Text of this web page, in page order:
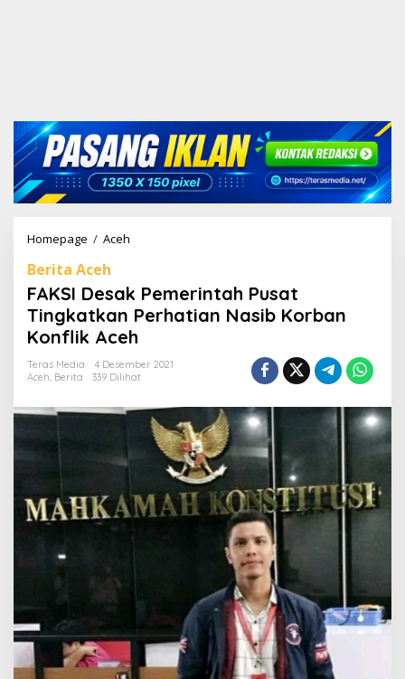
Homepage / Aceh
S
I
D
e
a
k
n
t
T
i
Berita Aceh
FAKSI Desak Pemerintah Pusat
Tingkatkan Perhatian Nasib Korban
Konflik Aceh
Teras Media
4 Desember 2021
Aceh, Berita 339 Dilihat